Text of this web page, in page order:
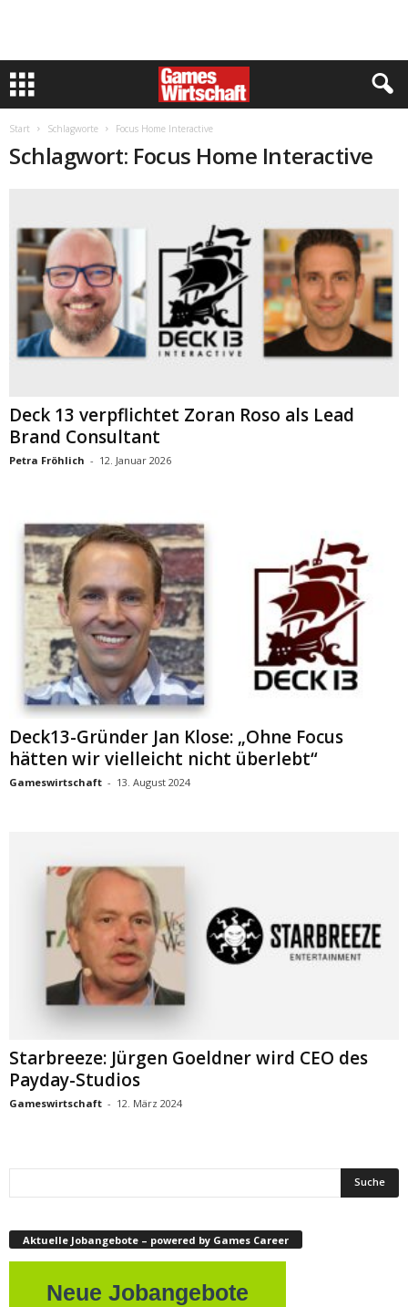
Start Schlagworte Focus Home Interactive
Schlagwort: Focus Home Interactive
Deck 13 verpflichtet Zoran Roso als Lead
Brand Consultant
Petra Fröhlich - 12. Januar 2026
Deck13-Gründer Jan Klose: „Ohne Focus
hätten wir vielleicht nicht überlebt“
Gameswirtschaft - 13. August 2024
Starbreeze: Jürgen Goeldner wird CEO des
Payday-Studios
Gameswirtschaft - 12. März 2024
Aktuelle Jobangebote – powered by Games Career